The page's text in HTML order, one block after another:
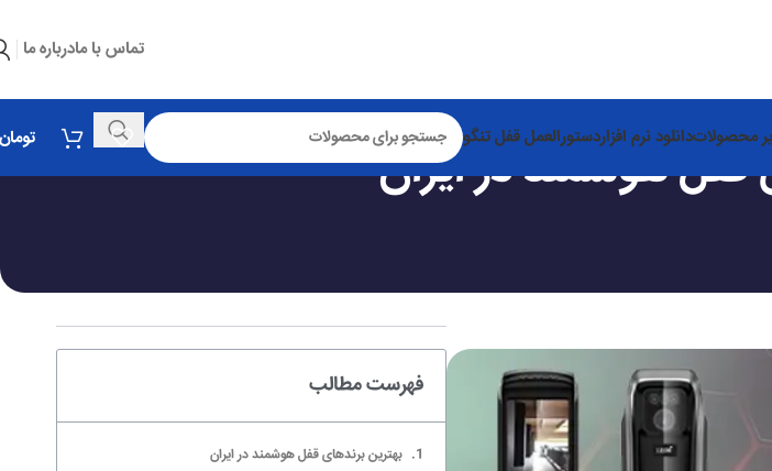
تماس با مادرباره ما
محصولاتدانلود نرم افزاردستورالعمل قفل تنگو تومان قفل هوشمند در ایران
فهرست مطالب
بهترین برندهای قفل هوشمند در ایران